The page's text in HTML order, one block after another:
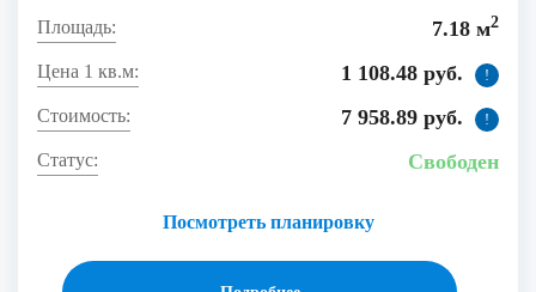
7.18 м2
1 108.48 руб. !
7 958.89 руб. !
Посмотреть планировку
Свободен